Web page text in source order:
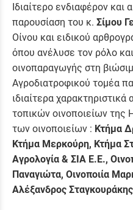
Ιδιαίτερο ενδιαφέρον
παρουσίαση του κ. Σίμου
Οίνου και ειδικού
όπου ανέλυσε τον ρόλο
οινοπαραγωγής στη
Αγροδιατροφικού τομέα
ιδιαίτερα
τοπικών οινοποιείων της
των οινοποιείων : Κτήμα
Κτήμα Μερκούρη, Κτήμα
Αγρολογία & ΣΙΑ Ε.Ε.,
Παναγιώτα, Οινοποιία
Αλέξανδρος